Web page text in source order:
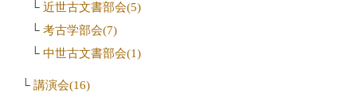
近世古文書部会(5)
考古学部会(7)
中世古文書部会(1)
講演会(16)